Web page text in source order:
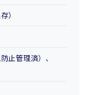
）
止管理済）、